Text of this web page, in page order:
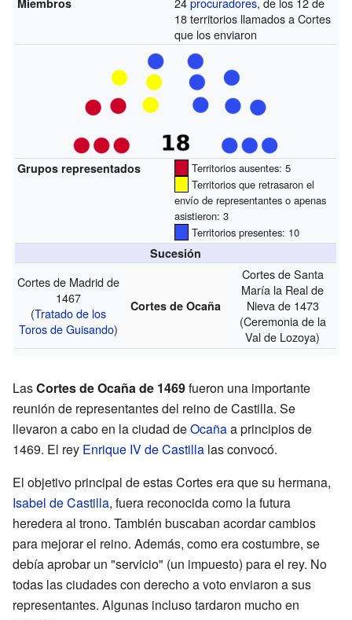
18 territorios llamados a Cortes
que los enviaron
Grupos representados
Territorios ausentes: 5
Territorios que retrasaron el
envío de representantes o apenas
asistieron: 3
Territorios presentes: 10
Sucesión
Cortes de Madrid de
1467
(Tratado de los
Toros de Guisando)
Cortes de Ocaña
Cortes de Santa
María la Real de
Nieva de 1473
(Ceremonia de la
Val de Lozoya)
LasCortes de Ocaña de 1469fueron una importante
reunión de representantes del reino de Castilla. Se
llevaron a cabo en la ciudad deOcañaa principios de
1469. El rey Enrique IV de Castilla las convocó.
El objetivo principal de estas Cortes era que su hermana,
Isabel de Castilla, fuera reconocida como la futura
heredera al trono. También buscaban acordar cambios
para mejorar el reino. Además, como era costumbre, se
debía aprobar un "servicio" (un impuesto) para el rey. No
todas las ciudades con derecho a voto enviaron a sus
representantes. Algunas incluso tardaron mucho en